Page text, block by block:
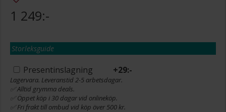
1 249:-
Storleksguide
Presentinslagning +29:-
Lagervara. Leveranstid 2-5 arbetsdagar.
✅ Alltid grymma deals.
✅ Öppet köp i 30 dagar vid onlineköp.
✅ Fri frakt till ombud vid köp över 500 kr.